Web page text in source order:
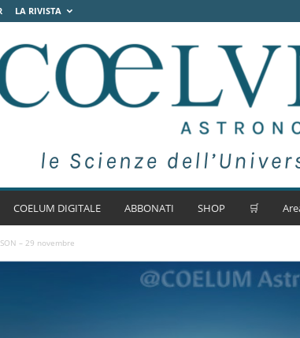
LA RIVISTA
COELUM DIGITALE ABBONATI SHOP 🛒
– 29 novembre